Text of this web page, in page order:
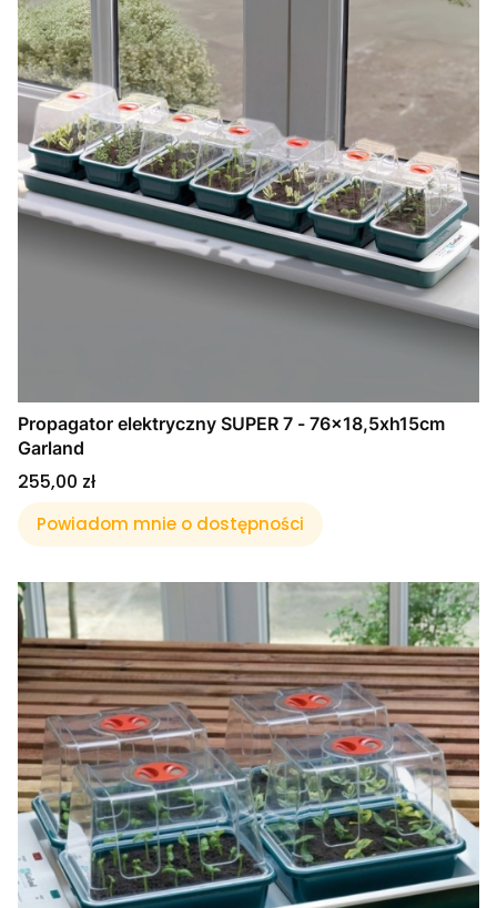
Propagator elektryczny SUPER 7 - 76x18,5xh15cm
Garland
Cena
255,00 zł
Powiadom mnie o dostępności